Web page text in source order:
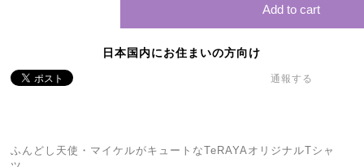
Add to cart
日本国内にお住まいの方向け
通報する
ふんどし天使・マイケルがキュートなTeRAYAオリジナルTシャ